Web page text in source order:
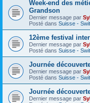
Week-end des
Grandson
Dernier message par
Posté dans Suisse -
12ème festival
Dernier message par
Posté dans Suisse -
Journée
Dernier message par
Posté dans Suisse -
Journée
Dernier message par